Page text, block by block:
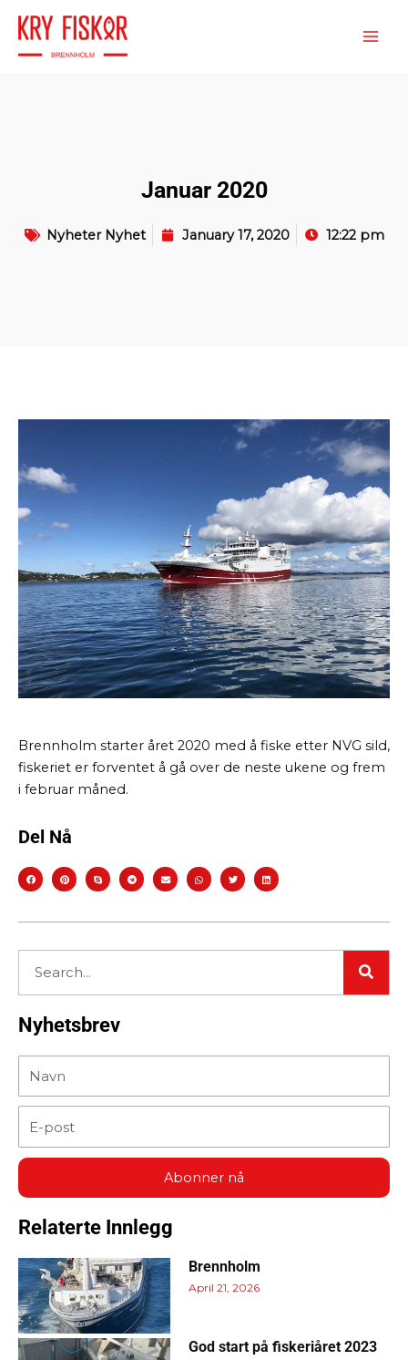
content
Januar 2020
Nyheter Nyhet January 17, 2020 12:22 pm
Brennholm starter året 2020 med å fiske etter NVG sild,
fiskeriet er forventet å gå over de neste ukene og frem
i februar måned.
Del Nå
Nyhetsbrev
Abonner nå
Relaterte Innlegg
Brennholm
April 21, 2026
God start på fiskeriåret 2023